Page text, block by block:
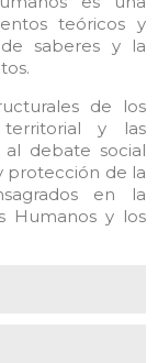
teóricos y
saberes y la
de los
territorial y las
debate social
protección de la
en la
Humanos y los